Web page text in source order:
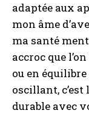
adaptée aux
mon âme
ma santé
accroc que
ou en
oscillant, c’est
durable avec